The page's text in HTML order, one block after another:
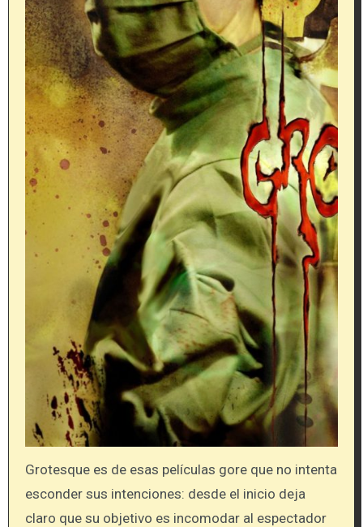
Grotesque es de esas películas gore que no intenta
esconder sus intenciones: desde el inicio deja
claro que su objetivo es incomodar al espectador